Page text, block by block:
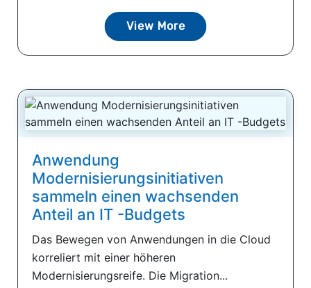
View More
Anwendung
Modernisierungsinitiativen
sammeln einen wachsenden
Anteil an IT -Budgets
Das Bewegen von Anwendungen in die Cloud
korreliert mit einer höheren
Modernisierungsreife. Die Migration...